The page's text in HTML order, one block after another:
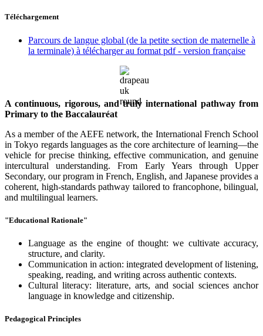
Téléchargement
Parcours de langue global (de la petite section de maternelle à
la terminale) à télécharger au format pdf - version française
A continuous, rigorous, and truly international pathway from
Primary to the Baccalauréat
As a member of the AEFE network, the International French School
in Tokyo regards languages as the core architecture of learning—the
vehicle for precise thinking, effective communication, and genuine
intercultural understanding. From Early Years through Upper
Secondary, our program in French, English, and Japanese provides a
coherent, high-standards pathway tailored to francophone, bilingual,
and multilingual learners.
"Educational Rationale"
Language as the engine of thought: we cultivate accuracy,
structure, and clarity.
Communication in action: integrated development of listening,
speaking, reading, and writing across authentic contexts.
Cultural literacy: literature, arts, and social sciences anchor
language in knowledge and citizenship.
Pedagogical Principles